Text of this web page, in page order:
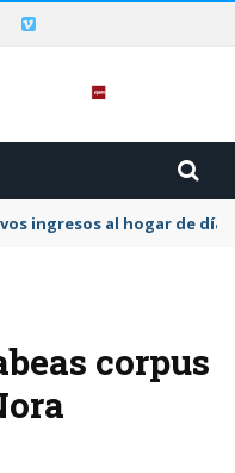
ingresos al hogar de día
corpus